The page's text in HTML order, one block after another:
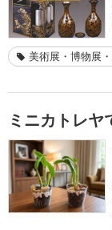
美術展・博物展
ミニカトレヤ